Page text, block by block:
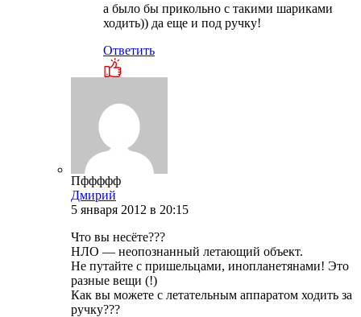
а было бы прикольно с такими шариками
ходить)) да еще и под ручку!
Ответить
Пффффф
Дмирий
5 января 2012 в 20:15
Что вы несёте???
НЛО — неопознанный летающий объект.
Не путайте с пришельцами, инопланетянами! Это
разные вещи (!)
Как вы можете с летательным аппаратом ходить за
ручку???